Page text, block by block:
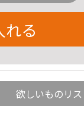
れる
欲しいものリ